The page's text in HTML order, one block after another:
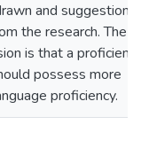
and suggestions
the research. The
is that a proficient
possess more
proficiency.